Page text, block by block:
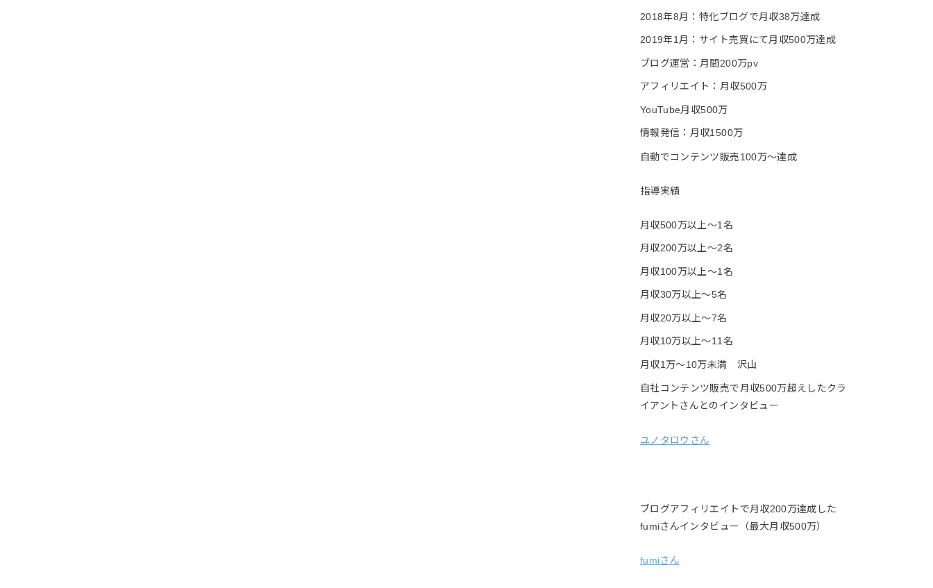
2018年8月：特化ブログで月収38万達成
2019年1月：サイト売買にて月収500万達成
ブログ運営：月間200万pv
アフィリエイト：月収500万
YouTube月収500万
情報発信：月収1500万
自動でコンテンツ販売100万〜達成
指導実績
月収500万以上〜1名
月収200万以上〜2名
月収100万以上〜1名
月収30万以上〜5名
月収20万以上〜7名
月収10万以上〜11名
月収1万〜10万未満 沢山
自社コンテンツ販売で月収500万超えしたクラ
イアントさんとのインタビュー
ユノタロウさん
ブログアフィリエイトで月収200万達成した
fumiさんインタビュー（最大月収500万）
fumiさん